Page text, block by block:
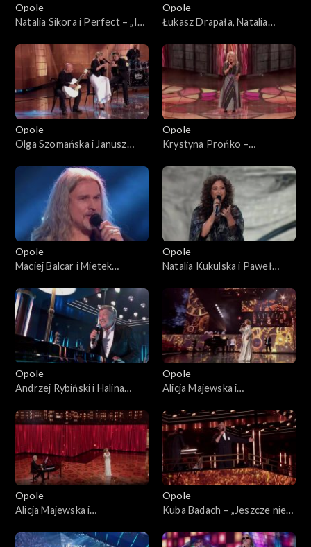
Opole
Natalia Sikora i Perfect – „Idź
„Autobiografia. Jubileusz
Bogdana Olewicza”
Opole
Łukasz Drapała, Natalia
„Niewiele ci mogę dać”. 63.
KFPP: Koncert
„Autobiografia. Jubileusz
Bogdana Olewicza”
Opole
Olga Szomańska i Janusz
nieznajomej”. 63. KFPP:
Koncert „Autobiografia.
Jubileusz Bogdana Olewicza”
Opole
Krystyna Prońko –
prawdziwą”. 63. KFPP:
Koncert „Autobiografia.
Jubileusz Bogdana Olewicza”
Opole
Maciej Balcar i Mietek
63. KFPP: Koncert
„Autobiografia. Jubileusz
Bogdana Olewicza”
Opole
Natalia Kukulska i Paweł
poproś do tańca”. 63. KFPP:
Koncert „Autobiografia.
Jubileusz Bogdana Olewicza”
Opole
Andrzej Rybiński i Halina
63. KFPP: Koncert
„Autobiografia. Jubileusz
Bogdana Olewicza”
Opole
Alicja Majewska i
przekór wszystkim będę
spać”. 63. KFPP: Koncert
„Autobiografia. Jubileusz
Bogdana Olewicza”
Opole
Alicja Majewska i
„Pamiętam Ciebie z tamtych
Opole
Kuba Badach – „Jeszcze nie
„Autobiografia. Jubileusz